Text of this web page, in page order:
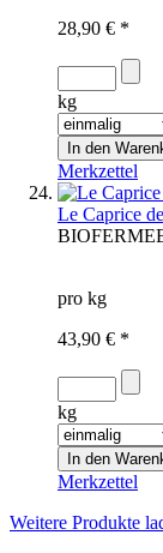
28,90 € *
kg
Merkzettel
Le Caprice
BIOFERME
pro kg
43,90 € *
kg
Merkzettel
Weitere Produkte